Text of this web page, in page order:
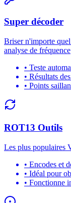
Super décoder
Briser n'importe
analyse de fréquence
• Teste
• Résultats
• Points
ROT13 Outils
Les plus populaires
• Encodes et
• Idéal pour
• Fonctionne